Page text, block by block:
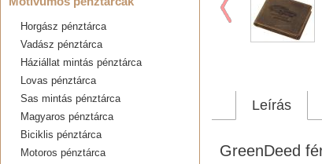
Horgász pénztárca
Vadász pénztárca
Háziállat mintás pénztárca
Lovas pénztárca
Sas mintás pénztárca
Magyaros pénztárca
Biciklis pénztárca
Motoros pénztárca
Leírás
GreenDeed